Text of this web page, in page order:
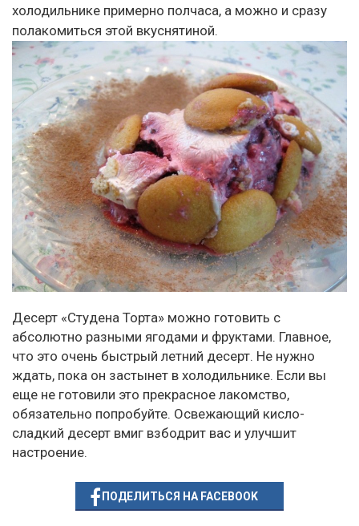
холодильнике примерно полчаса, а можно и сразу
полакомиться этой вкуснятиной.
Десерт «Студена Торта» можно готовить с
абсолютно разными ягодами и фруктами. Главное,
что это очень быстрый летний десерт. Не нужно
ждать, пока он застынет в холодильнике. Если вы
еще не готовили это прекрасное лакомство,
обязательно попробуйте. Освежающий кисло-
сладкий десерт вмиг взбодрит вас и улучшит
настроение.
ПОДЕЛИТЬСЯ НА FACEBOOK